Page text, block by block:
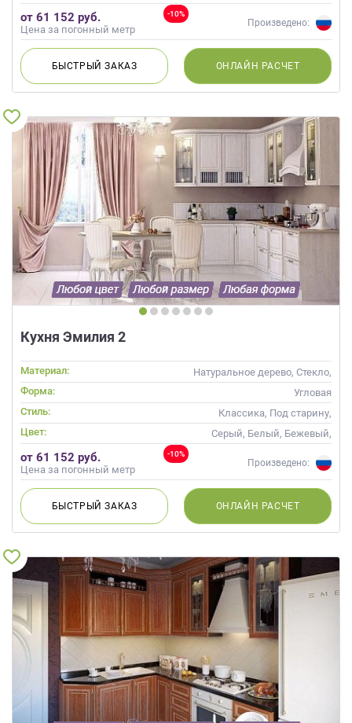
Бежевый, Слоновая кость,
Кремовый, Капучино
-10%
от 61 152 руб.
Цена за погонный метр
Произведено:
БЫСТРЫЙЗАКАЗ ОНЛАЙН РАСЧЕТ
Кухня Эмилия 2
Материал:
Натуральное дерево, Стекло,
Массив, С патиной
Форма:
Угловая
Стиль:
Классика, Под старину,
Прованс
Цвет:
Серый, Белый, Бежевый,
Слоновая кость, Кремовый
-10%
от 61 152 руб.
Цена за погонный метр
Произведено:
БЫСТРЫЙЗАКАЗ ОНЛАЙН РАСЧЕТ